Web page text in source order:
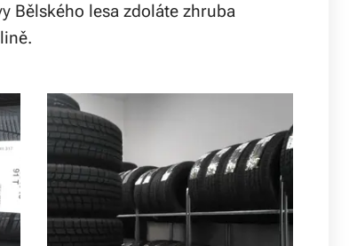
Bělského lesa zdoláte zhruba